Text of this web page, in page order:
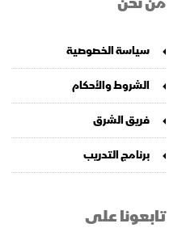
سياسة الخصوصية
الشروط والأحكام
فريق الشرق
برنامج التدريب
تابعونا على